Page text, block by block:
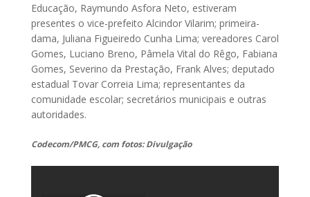
Educação, Raymundo Asfora Neto, estiveram
presentes o vice-prefeito Alcindor Vilarim; primeira-
dama, Juliana Figueiredo Cunha Lima; vereadores Carol
Gomes, Luciano Breno, Pâmela Vital do Rêgo, Fabiana
Gomes, Severino da Prestação, Frank Alves; deputado
estadual Tovar Correia Lima; representantes da
comunidade escolar; secretários municipais e outras
autoridades.
Codecom/PMCG, com fotos: Divulgação